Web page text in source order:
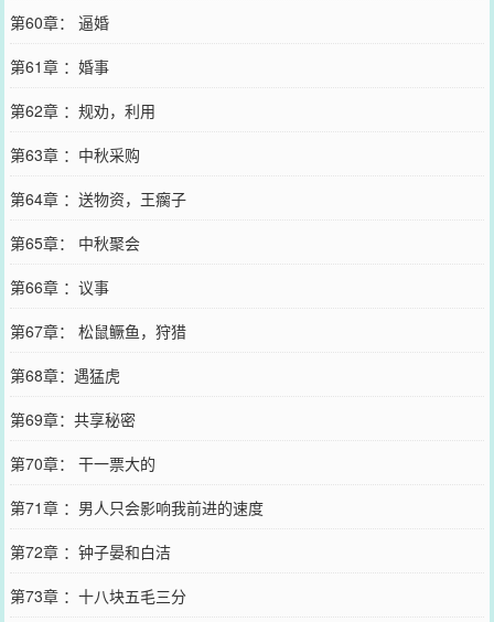
第60章： 逼婚
第61章 ：婚事
第62章 ：规劝，利用
第63章 ：中秋采购
第64章 ：送物资，王瘸子
第65章： 中秋聚会
第66章 ：议事
第67章： 松鼠鳜鱼，狩猎
第68章：遇猛虎
第69章：共享秘密
第70章： 干一票大的
第71章 ：男人只会影响我前进的速度
第72章 ：钟子晏和白洁
第73章 ：十八块五毛三分